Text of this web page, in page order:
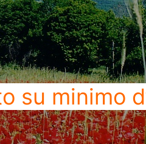
su minimo